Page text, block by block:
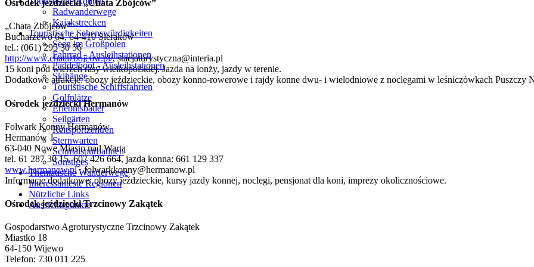
Radwanderwege
Kajakstrecken
Touristische Sehenswürdigkeiten
Seen im Großpolen
Fahrrad - Ausleihstationen
Paddelboot - Ausleihstationen
Skihänge
Touristische Schiffsfahrten
Golfplätze
Erlebnisbäder
Seilgärten
Reitsportzentren
Sternwarten
Schmalspurbahnen
Sonstiges
Thematische Wanderwege
Interessanteste Regionen
Nützliche Links
Aussichtspunkte
Ośrodek jeździecki „Chata Zbójców”
„Chata Zbójców”
Bucharzewo 64, 64-410 Sieraków
tel.: (061) 295 30 56
http://www.chatazbojcow.pl/,stacjaturystyczna@interia.pl
15 koni pod wierzch rasy wielkopolskiej. Jazda na lonży, jazdy w terenie.
Dodatkowe atrakcje: obozy jeździeckie, obozy konno-rowerowe i rajdy konne dwu- i wielodniowe z noclegami w leśniczówkach Puszczy
Ośrodek jeździecki Hermanów
Folwark Konny Hermanów
Hermanów 1
63-040 Nowe Miasto nad Wartą
tel. 61 287 30 15, 607 426 664, jazda konna: 661 129 337
www.harmanow.pl,folwarkkonny@hermanow.pl
Informacje dodatkowe: obozy jeździeckie, kursy jazdy konnej, noclegi, pensjonat dla koni, imprezy okolicznościowe.
Ośrodek jeździecki Trzcinowy Zakątek
Gospodarstwo Agroturystyczne Trzcinowy Zakątek
Miastko 18
64-150 Wijewo
Telefon: 730 011 225